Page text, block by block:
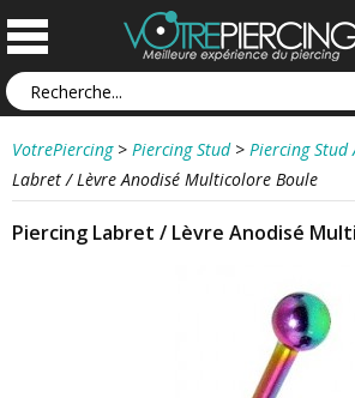
VotrePiercing > Piercing Stud > Piercing Stud
Labret / Lèvre Anodisé Multicolore Boule
Piercing Labret / Lèvre Anodisé